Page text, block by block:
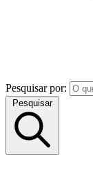
Pesquisar por:
Pesquisar